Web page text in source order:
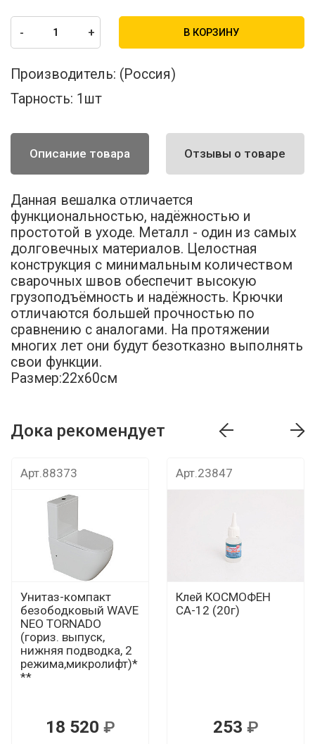
- + В КОРЗИНУ
Производитель: (Россия)
Тарность: 1шт
Описание товара Отзывы о товаре
Данная вешалка отличается
функциональностью, надёжностью и
простотой в уходе. Металл - один из самых
долговечных материалов. Целостная
конструкция с минимальным количеством
сварочных швов обеспечит высокую
грузоподъёмность и надёжность. Крючки
отличаются большей прочностью по
сравнению с аналогами. На протяжении
многих лет они будут безотказно выполнять
свои функции.
Размер:22х60см
Дока рекомендует
Арт.88373
Унитаз-компакт
безободковый WAVE
NEO TORNADO
(гориз. выпуск,
нижняя подводка, 2
режима,микролифт)*
**
18 520
Арт.23847
Клей КОСМОФЕН
СА-12 (20г)
253
Р
Дока рекомендует Дока